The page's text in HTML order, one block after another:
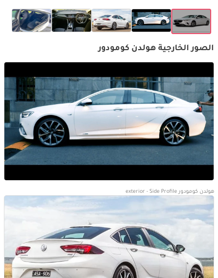
الصور الخارجية هولدن كومودور
هولدن كومودور exterior - Side Profile